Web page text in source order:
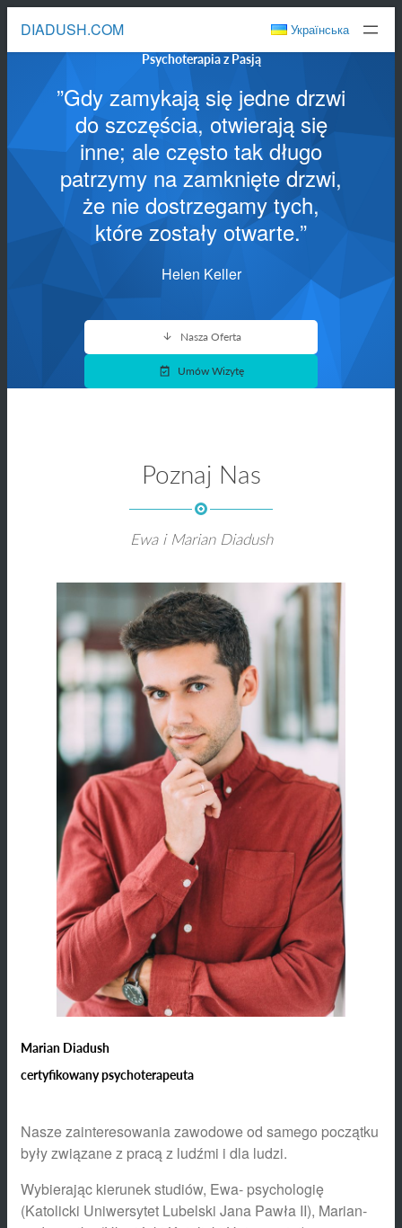
treści
DIADUSH.COM Українська
Psychoterapia z Pasją
”Gdy zamykają się jedne drzwi
do szczęścia, otwierają się
inne; ale często tak długo
patrzymy na zamknięte drzwi,
że nie dostrzegamy tych,
które zostały otwarte.”
Helen Keller
Nasza Oferta
Umów Wizytę
Poznaj Nas
Ewa i Marian Diadush
Marian Diadush
certyfikowany psychoterapeuta
Nasze zainteresowania zawodowe od samego początku
były związane z pracą z ludźmi i dla ludzi.
Wybierając kierunek studiów, Ewa- psychologię
(Katolicki Uniwersytet Lubelski Jana Pawła II), Marian-